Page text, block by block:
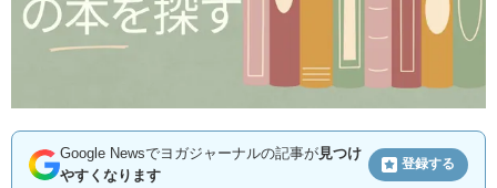
Google Newsでヨガジャーナルの記事が見つけ
やすくなります
登録する